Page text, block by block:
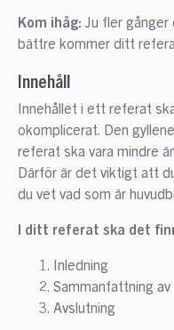
Kom ihåg: Ju fler gånger
bättre kommer ditt
Innehåll
Innehållet i ett referat
okomplicerat. Den
referat ska vara mindre
Därför är det viktigt att
du vet vad som är
I ditt referat ska det
Inledning
Sammanfattning
Avslutning